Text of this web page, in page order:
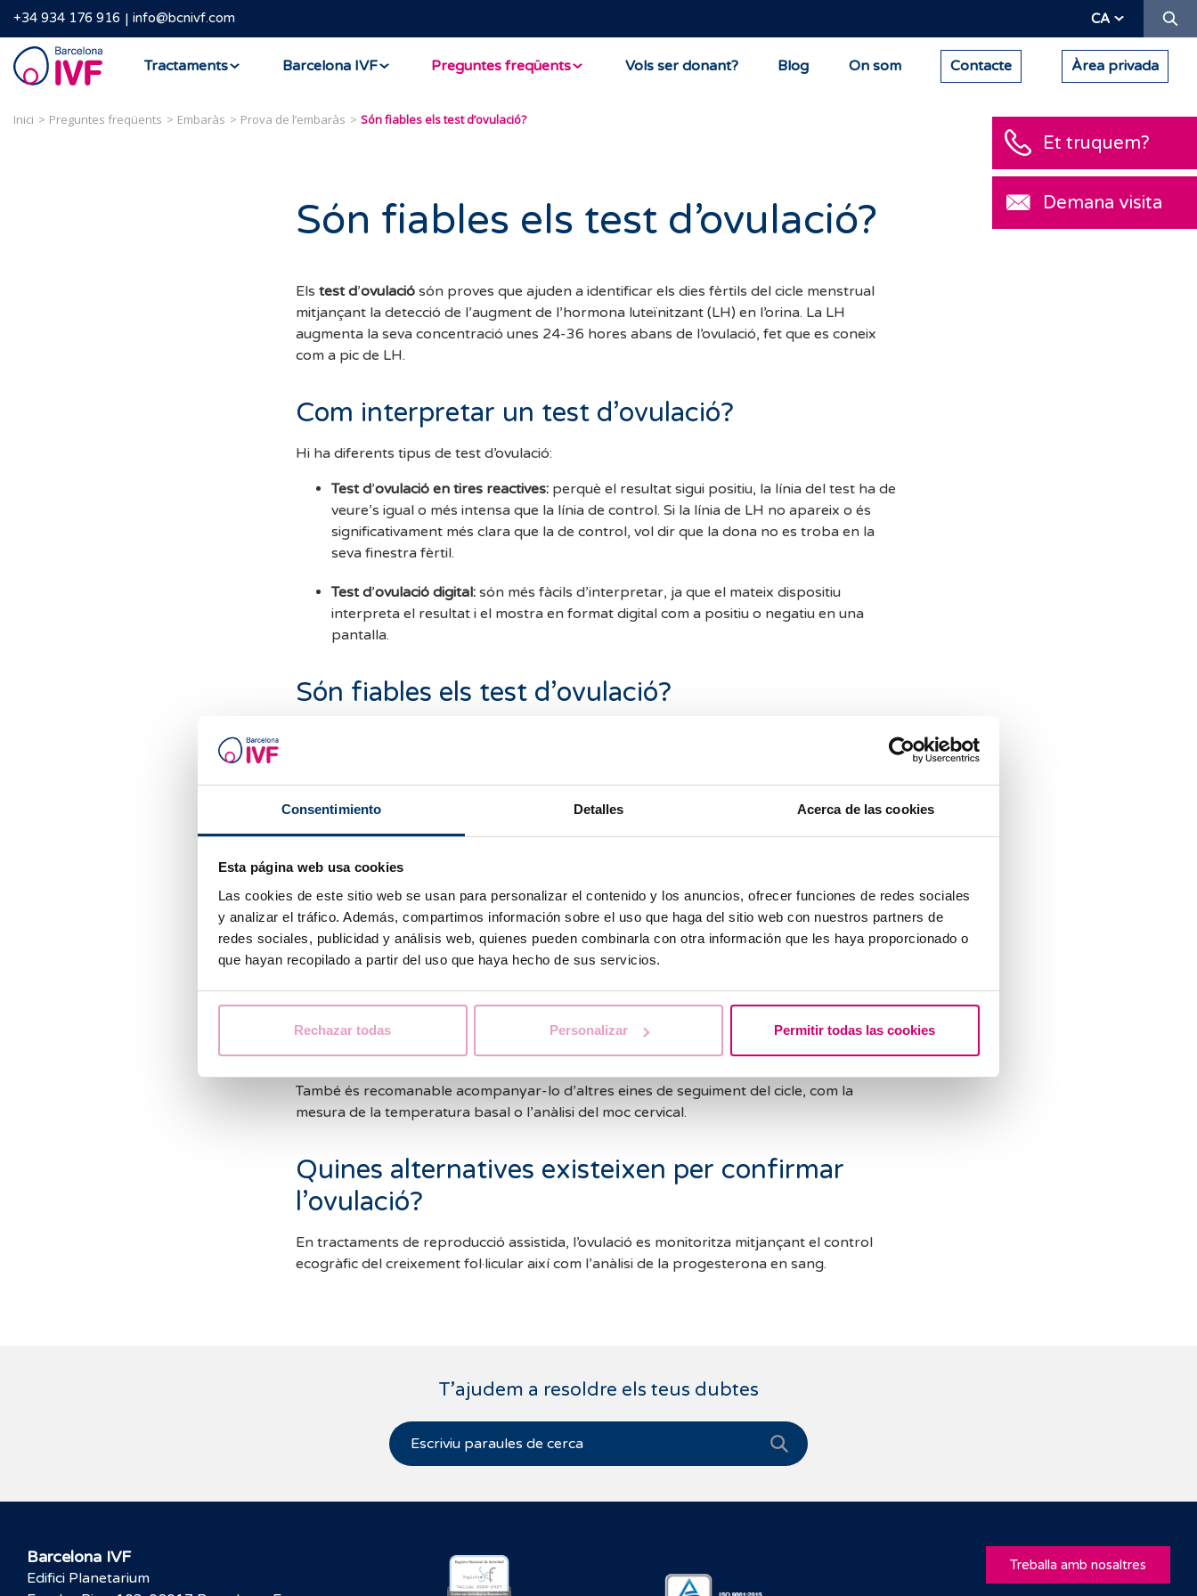
Consentimiento Detalles Acerca de las cookies
Esta página web usa cookies
Las cookies de este sitio web se usan para personalizar el contenido y los anuncios, ofrecer funciones de redes sociales
y analizar el tráfico. Además, compartimos información sobre el uso que haga del sitio web con nuestros partners de
redes sociales, publicidad y análisis web, quienes pueden combinarla con otra información que les haya proporcionado o
que hayan recopilado a partir del uso que haya hecho de sus servicios.
Rechazar todas Personalizar Permitir todas las cookies
+34 934 176 916 info@bcnivf.com CA
Barcelona
IVF
Tractaments Barcelona IVF Preguntes freqüents Vols ser donant? Blog On som Contacte Àrea privada
Inici Preguntes freqüents Embaràs Prova de l’embaràs Són fiables els test d’ovulació?
Són fiables els test d’ovulació?
Els test d’ovulació són proves que ajuden a identificar els dies fèrtils del cicle menstrual
mitjançant la detecció de l’augment de l’hormona luteïnitzant (LH) en l’orina. La LH
augmenta la seva concentració unes 24-36 hores abans de l’ovulació, fet que es coneix
com a pic de LH.
Com interpretar un test d’ovulació?
Hi ha diferents tipus de test d’ovulació:
Test d’ovulació en tires reactives: perquè el resultat sigui positiu, la línia del test ha de
veure’s igual o més intensa que la línia de control. Si la línia de LH no apareix o és
significativament més clara que la de control, vol dir que la dona no es troba en la
seva finestra fèrtil.
Test d’ovulació digital: són més fàcils d’interpretar, ja que el mateix dispositiu
interpreta el resultat i el mostra en format digital com a positiu o negatiu en una
pantalla.
Són fiables els test d’ovulació?
especialment en dones amb cicles regulars. No obstant això, aquesta fiabilitat pot reduir-
Com i quan fer un test d
A l’hora de fer un test d’ovulació, és important tenir en compte les següents
recomanacions:
Fer el test cada dia a la mateixa hora.
No haver orinat en les 4 hores prèvies a la realització del test.
Evitar la primera orina del matí, ja que pot estar més concentrada i donar lloc a un
fals positiu.
També és recomanable acompanyar-lo d’altres eines de seguiment del cicle, com la
mesura de la temperatura basal o l’anàlisi del moc cervical.
Quines alternatives existeixen per confirmar
l’ovulació?
En tractaments de reproducció assistida, l’ovulació es monitoritza mitjançant el control
ecogràfic del creixement fol·licular així com l’anàlisi de la progesterona en sang.
T’ajudem a resoldre els teus dubtes
Et truquem?
Demana visita
Barcelona IVF
Edifici Planetarium
Treballa amb nosaltres